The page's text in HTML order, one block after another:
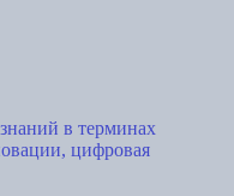
в терминах
цифровая